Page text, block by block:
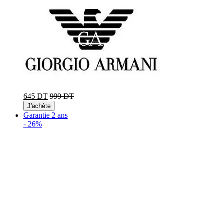
645 DT 999 DT
J'achète
Garantie 2 ans
- 26%